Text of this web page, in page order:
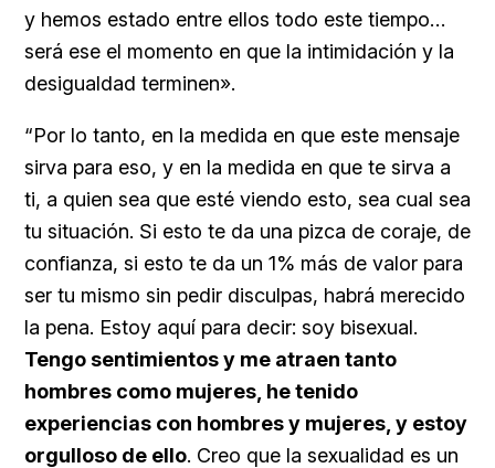
y hemos estado entre ellos todo este tiempo…
será ese el momento en que la intimidación y la
desigualdad terminen».
“Por lo tanto, en la medida en que este mensaje
sirva para eso, y en la medida en que te sirva a
ti, a quien sea que esté viendo esto, sea cual sea
tu situación. Si esto te da una pizca de coraje, de
confianza, si esto te da un 1% más de valor para
ser tu mismo sin pedir disculpas, habrá merecido
la pena. Estoy aquí para decir: soy bisexual.
Tengo sentimientos y me atraen tanto
hombres como mujeres, he tenido
experiencias con hombres y mujeres, y estoy
orgulloso de ello. Creo que la sexualidad es un